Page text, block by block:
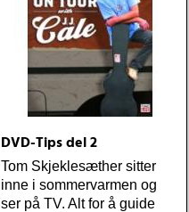
DVD-Tips del 2
Tom Skjeklesæther sitter
inne i sommervarmen og
ser på TV. Alt for å guide